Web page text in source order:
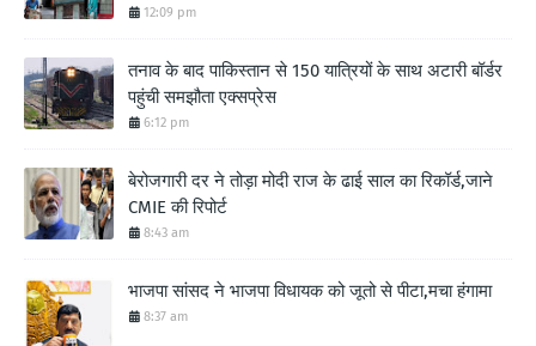
12:09 pm
तनाव के बाद पाकिस्तान से 150 यात्रियों के साथ अटारी बॉर्डर
पहुंची समझौता एक्सप्रेस
6:12 pm
बेरोजगारी दर ने तोड़ा मोदी राज के ढाई साल का रिकॉर्ड,जाने
CMIE की रिपोर्ट
8:43 am
भाजपा सांसद ने भाजपा विधायक को जूतो से पीटा,मचा हंगामा
8:37 am